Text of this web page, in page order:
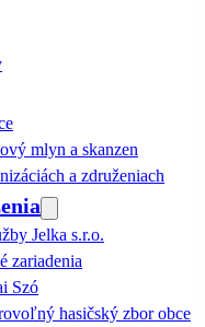
mlyn a skanzen
a združeniach
Jelka s.r.o.
zariadenia
Szó
hasičský zbor obce